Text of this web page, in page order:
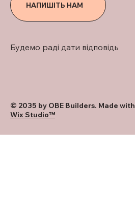
Будемо раді дати відповідь
НАПИШІТЬ НАМ
© 2035 by OBE Builders. Made with
Wix Studio™